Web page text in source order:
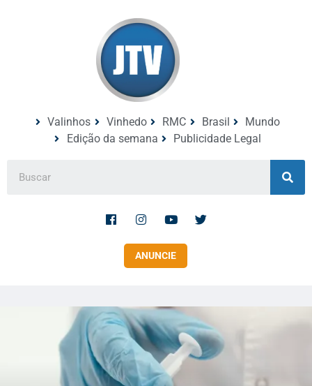
Valinhos Vinhedo RMC Brasil
Mundo
Edição da semana
Publicidade Legal
ANUNCIE